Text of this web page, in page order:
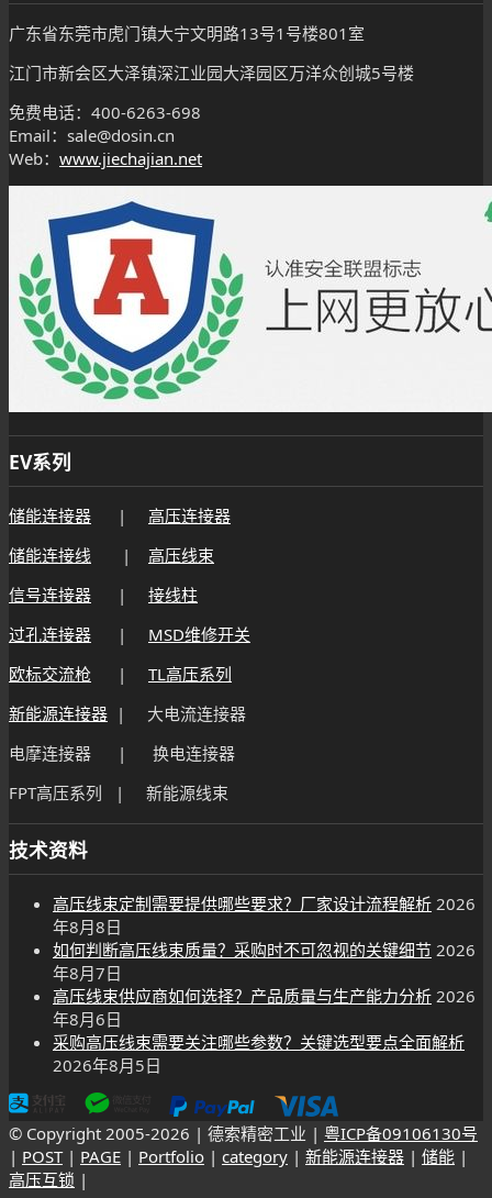
广东省东莞市虎门镇大宁文明路13号1号楼801室
江门市新会区大泽镇深江业园大泽园区万洋众创城5号楼
免费电话：400-6263-698
Email：sale@dosin.cn
Web： www.jiechajian.net
EV系列
储能连接器 | 高压连接器
储能连接线 | 高压线束
信号连接器 | 接线柱
过孔连接器 | MSD维修开关
欧标交流枪 | TL高压系列
新能源连接器 | 大电流连接器
电摩连接器 | 换电连接器
FPT高压系列 | 新能源线束
技术资料
高压线束定制需要提供哪些要求？厂家设计流程解析 2026
年8月8日
如何判断高压线束质量？采购时不可忽视的关键细节 2026
年8月7日
高压线束供应商如何选择？产品质量与生产能力分析 2026
年8月6日
采购高压线束需要关注哪些参数？关键选型要点全面解析
2026年8月5日
© Copyright 2005-2026 | 德索精密工业 | 粤ICP备09106130号
| POST| PAGE | Portfolio | category | 新能源连接器 | 储能 |
高压互锁 |